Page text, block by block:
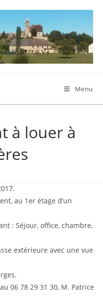
Menu
à louer à
au 1er étage d’un
: Séjour, office, chambre,
extérieure avec une vue
06 78 29 31 30, M. Patrice